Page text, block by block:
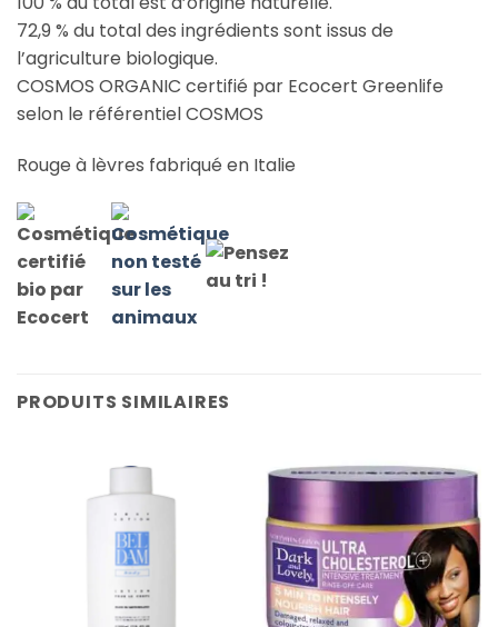
72,9 % du total des ingrédients sont issus de
l’agriculture biologique.
COSMOS ORGANIC certifié par Ecocert Greenlife
selon le référentiel COSMOS
Rouge à lèvres fabriqué en Italie
PRODUITS SIMILAIRES